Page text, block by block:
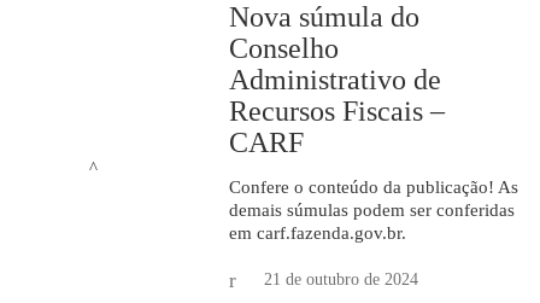
Nova súmula do
Conselho
Administrativo de
Recursos Fiscais –
CARF
Confere o conteúdo da publicação! As
demais súmulas podem ser conferidas
em carf.fazenda.gov.br.
21 de outubro de 2024